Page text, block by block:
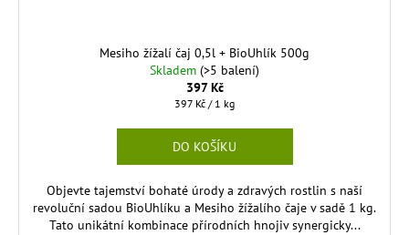
Mesiho žížalí čaj 0,5l + BioUhlík 500g
Skladem (>5 balení)
397 Kč
Měrná
397 Kč / 1 kg
DO KOŠÍKU
Objevte tajemství bohaté úrody a zdravých rostlin s naší
revoluční sadou BioUhlíku a Mesiho žížalího čaje v sadě 1 kg.
Tato unikátní kombinace přírodních hnojiv synergicky...